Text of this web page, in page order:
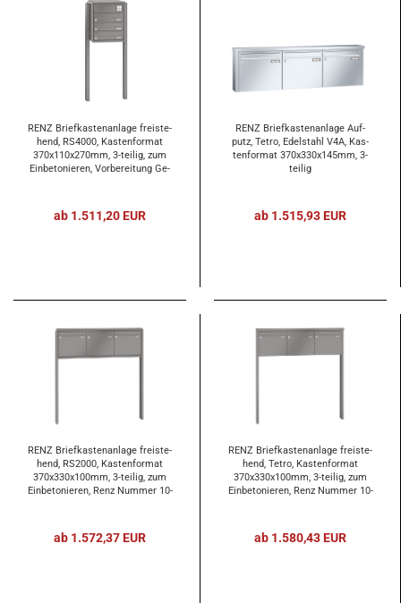
RENZ Brief­kas­ten­an­la­ge frei­ste­
hend, RS4000, Kas­ten­for­mat
370x110x270mm, 3-​tei­lig, zum
Ein­be­to­nie­ren, Vor­be­rei­tung Ge­
ab 1.511,20 EUR
RENZ Brief­kas­ten­an­la­ge Auf­
putz, Tetro, Edel­stahl V4A, Kas­
ten­for­mat 370x330x145mm, 3-​
tei­lig
ab 1.515,93 EUR
RENZ Brief­kas­ten­an­la­ge frei­ste­
hend, RS2000, Kas­ten­for­mat
370x330x100mm, 3-​tei­lig, zum
Ein­be­to­nie­ren, Renz Num­mer 10-​
ab 1.572,37 EUR
RENZ Brief­kas­ten­an­la­ge frei­ste­
hend, Tetro, Kas­ten­for­mat
370x330x100mm, 3-​tei­lig, zum
Ein­be­to­nie­ren, Renz Num­mer 10-​
ab 1.580,43 EUR